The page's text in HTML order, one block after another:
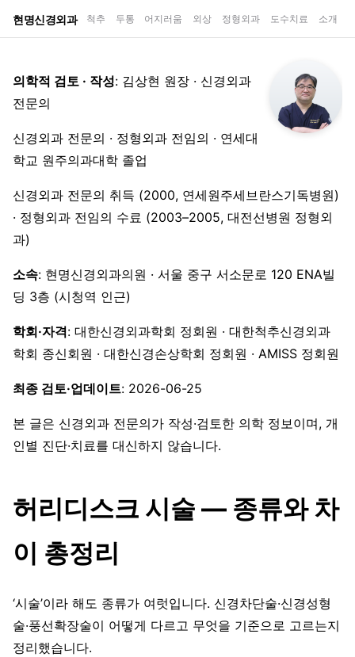
현명신경외과 척추 두통 어지러움 외상 정형외과 도수치료 소개
의학적 검토 · 작성: 김상현 원장 · 신경외과
전문의
신경외과 전문의 · 정형외과 전임의 · 연세대
학교 원주의과대학 졸업
신경외과 전문의 취득 (2000, 연세원주세브란스기독병원)
· 정형외과 전임의 수료 (2003–2005, 대전선병원 정형외
과)
소속: 현명신경외과의원 · 서울 중구 서소문로 120 ENA빌
딩 3층 (시청역 인근)
학회·자격: 대한신경외과학회 정회원 · 대한척추신경외과
학회 종신회원 · 대한신경손상학회 정회원 · AMISS 정회원
최종 검토·업데이트: 2026-06-25
본 글은 신경외과 전문의가 작성·검토한 의학 정보이며, 개
인별 진단·치료를 대신하지 않습니다.
허리디스크 시술 — 종류와 차
이 총정리
‘시술’이라 해도 종류가 여럿입니다. 신경차단술·신경성형
술·풍선확장술이 어떻게 다르고 무엇을 기준으로 고르는지
정리했습니다.